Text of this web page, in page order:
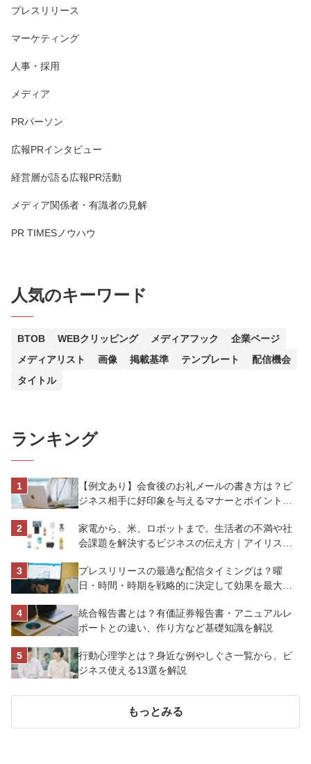
プレスリリース
マーケティング
人事・採用
メディア
PRパーソン
広報PRインタビュー
経営層が語る広報PR活動
メディア関係者・有識者の見解
PR TIMESノウハウ
人気のキーワード
BTOB WEBクリッピング メディアフック
企業ページ
メディアリスト
画像 掲載基準 テンプレート
配信機会
タイトル
ランキング
【例文あり】会食後のお礼メールの書き方は？ビ
ジネス相手に好印象を与えるマナーとポイントを
家電から、米、ロボットまで。生活者の不満や社
会課題を解決するビジネスの伝え方｜アイリスオ
プレスリリースの最適な配信タイミングは？曜
日・時間・時期を戦略的に決定して効果を最大化
統合報告書とは？有価証券報告書・アニュアルレ
ポートとの違い、作り方など基礎知識を解説
行動心理学とは？身近な例やしぐさ一覧から、ビ
ジネス使える13選を解説
もっとみる